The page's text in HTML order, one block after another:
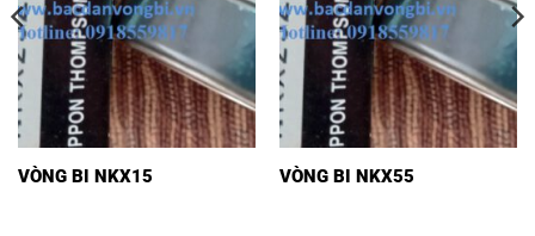
VÒNG BI NKX15 VÒNG BI NKX55